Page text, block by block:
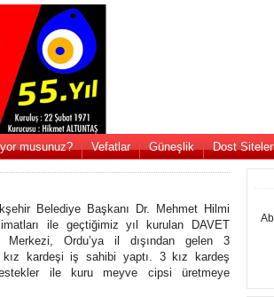
musunuz? Vefatlar Güneşlik Dost Siteler
Belediye Başkanı Dr. Mehmet Hilmi
ile geçtiğimiz yıl kurulan DAVET
Merkezi, Ordu’ya il dışından gelen 3
kız kardeşi iş sahibi yaptı. 3 kız kardeş
ile kuru meyve cipsi üretmeye